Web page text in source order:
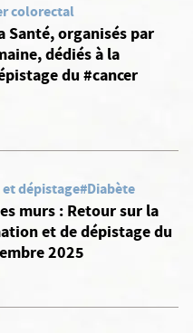
colorectal
Santé, organisés par
dédiés à la
du #cancer
dépistage#Diabète
murs : Retour sur la
et de dépistage du
2025